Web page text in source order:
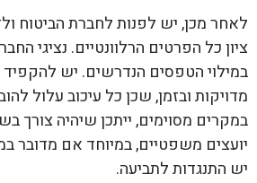
לאחר מכן, יש לפנות לחברת הביטוח
ציון כל הפרטים הרלוונטיים. נציגי
במילוי הטפסים הנדרשים. יש להקפיד
מדויקות ובזמן, שכן כל עיכוב עלול
במקרים מסוימים, ייתכן שיהיה צורך
יועצים משפטיים, במיוחד אם מדובר
יש התנגדות לתביעה.